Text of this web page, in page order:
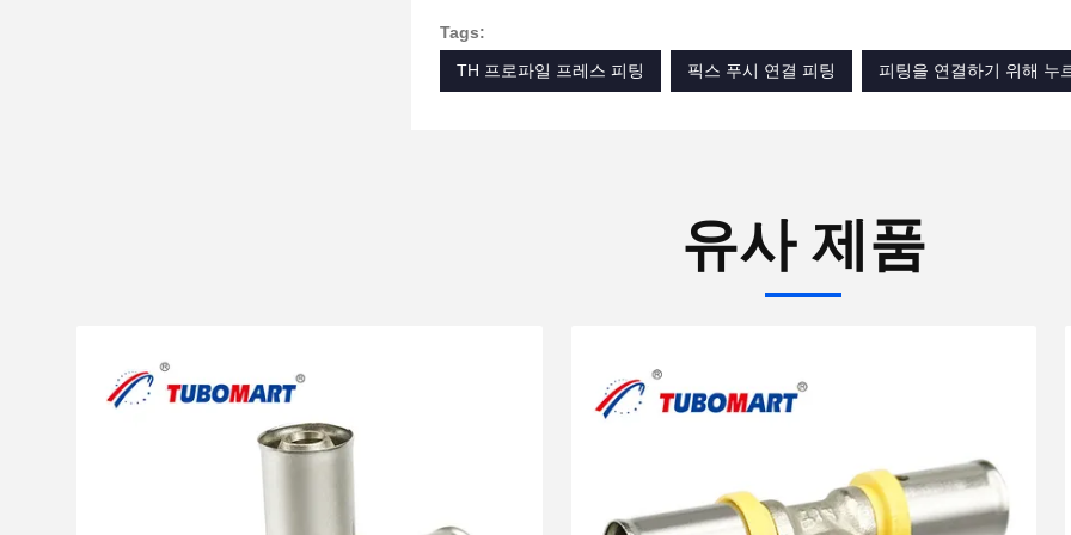
Tags:
TH 프로파일 프레스 피팅
픽스 푸시 연결 피팅 피팅을 연결하기 위해 누
유사 제품